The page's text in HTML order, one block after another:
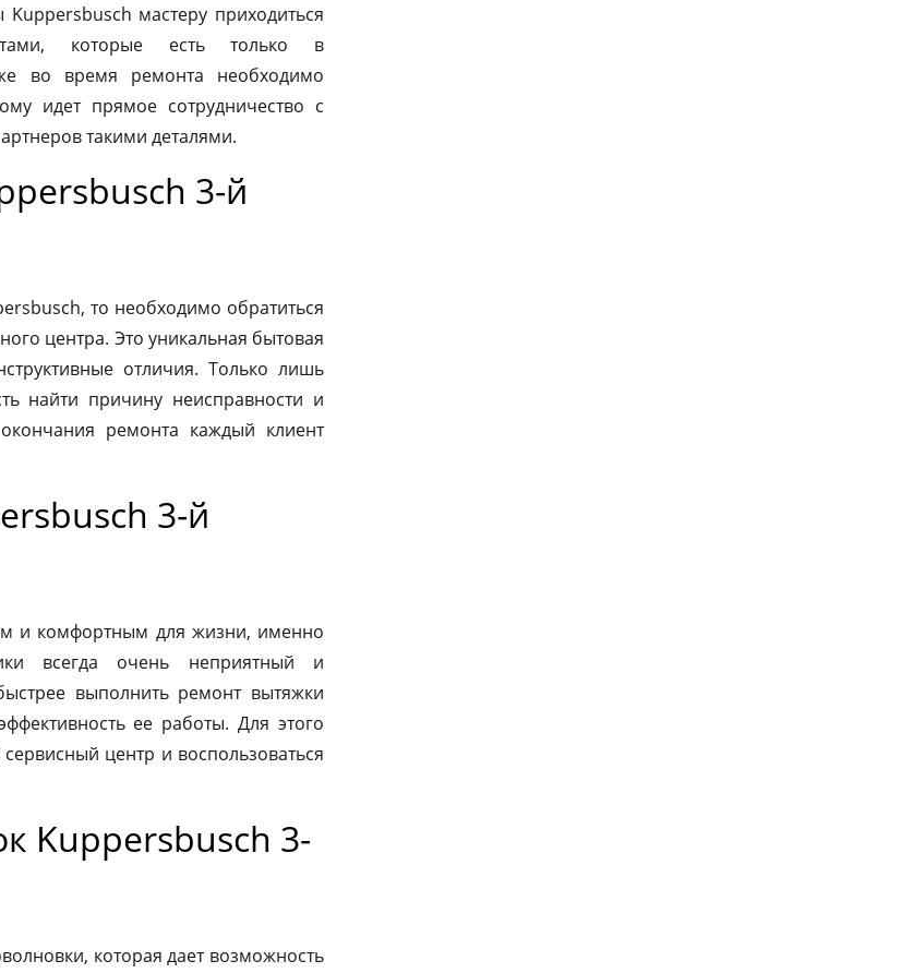
мастеру приходиться
которые есть только в
во время ремонта необходимо
идет прямое сотрудничество с
такими деталями.
3-й
то необходимо обратиться
центра. Это уникальная бытовая
отличия. Только лишь
найти причину неисправности и
ремонта каждый клиент
3-й
и комфортным для жизни, именно
всегда очень неприятный и
выполнить ремонт вытяжки
ее работы. Для этого
центр и воспользоваться
Kuppersbusch 3-
которая дает возможность